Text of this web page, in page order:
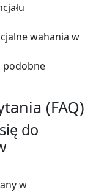
wahania w
podobne
(FAQ)
do
w